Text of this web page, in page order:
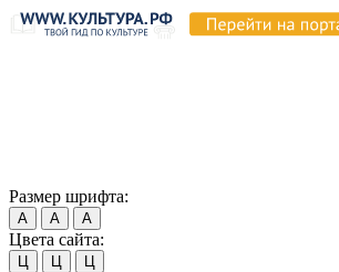
Размер шрифта:
А А А
Цвета сайта:
Ц Ц Ц